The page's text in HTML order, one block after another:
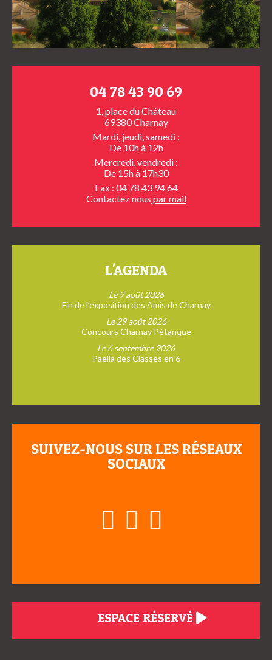
04 78 43 90 69
1, place du Château
69380 Charnay
Mardi, jeudi, samedi :
De 10h à 12h
Mercredi, vendredi :
De 15h à 17h30
Fax : 04 78 43 94 64
Contactez nous par mail
L'AGENDA
Le 9 août 2026
Fin de l’exposition des Amis de Charnay
Le 29 août 2026
Concours Charnay Pétanque
Le 6 septembre 2026
Paella des Classes en 6
SUIVEZ-NOUS SUR LES RÉSEAUX
SOCIAUX
ESPACE RÉSERVÉ